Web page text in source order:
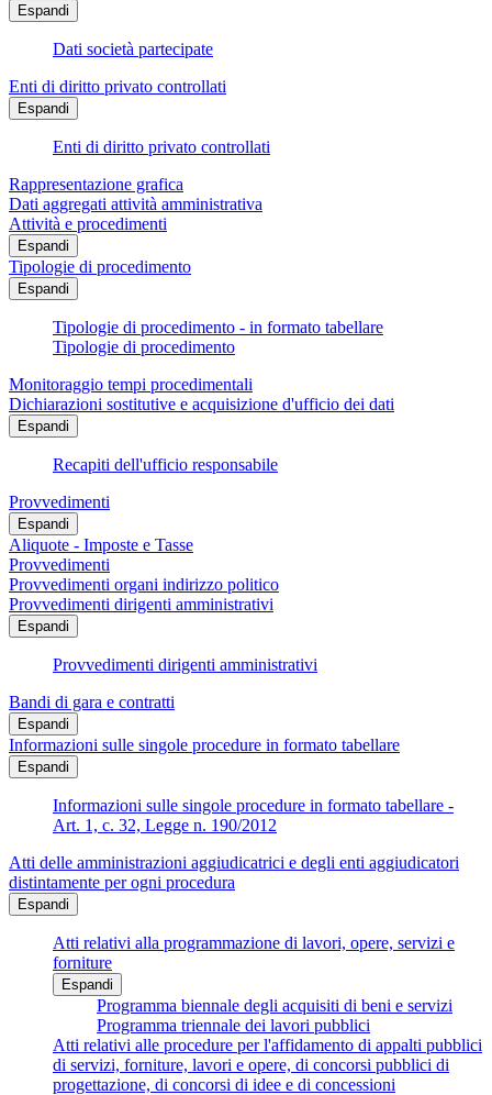
Espandi
Dati società partecipate
Enti di diritto privato controllati
Espandi
Enti di diritto privato controllati
Rappresentazione grafica
Dati aggregati attività amministrativa
Attività e procedimenti
Espandi
Tipologie di procedimento
Espandi
Tipologie di procedimento - in formato tabellare
Tipologie di procedimento
Monitoraggio tempi procedimentali
Dichiarazioni sostitutive e acquisizione d'ufficio dei dati
Espandi
Recapiti dell'ufficio responsabile
Provvedimenti
Espandi
Aliquote - Imposte e Tasse
Provvedimenti
Provvedimenti organi indirizzo politico
Provvedimenti dirigenti amministrativi
Espandi
Provvedimenti dirigenti amministrativi
Bandi di gara e contratti
Espandi
Informazioni sulle singole procedure in formato tabellare
Espandi
Informazioni sulle singole procedure in formato tabellare -
Art. 1, c. 32, Legge n. 190/2012
Atti delle amministrazioni aggiudicatrici e degli enti aggiudicatori
distintamente per ogni procedura
Espandi
Atti relativi alla programmazione di lavori, opere, servizi e
forniture
Espandi
Programma biennale degli acquisiti di beni e servizi
Programma triennale dei lavori pubblici
Atti relativi alle procedure per l'affidamento di appalti pubblici
di servizi, forniture, lavori e opere, di concorsi pubblici di
progettazione, di concorsi di idee e di concessioni